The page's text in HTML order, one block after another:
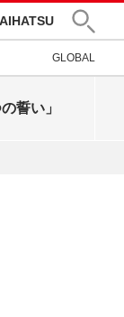
GLOBAL
誓い」